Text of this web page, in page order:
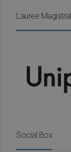
Lauree
Social Box